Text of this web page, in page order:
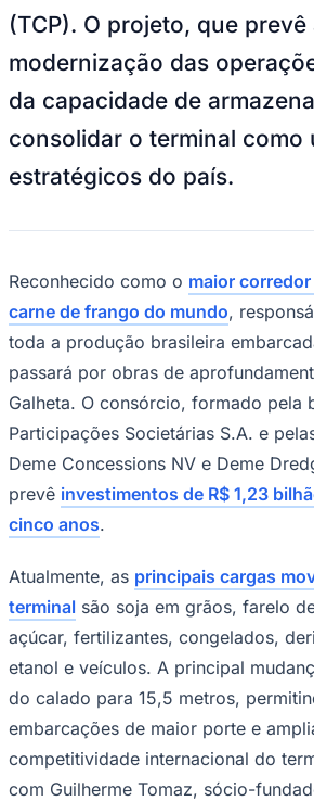
Juventude
O Porto de Paranaguá, no
momento de transformação
expansão de sua
aumento da capacidade de
de cargas. Em 2025, o
e Aeroportos firmou um
investimento de mais de R$
o grupo chinês CMPort para
Terminal de Contêineres de
(TCP). O projeto, que prevê
modernização das
da capacidade de
consolidar o terminal como
estratégicos do país.
Reconhecido como omaior corredor
carne de frango do mundo,